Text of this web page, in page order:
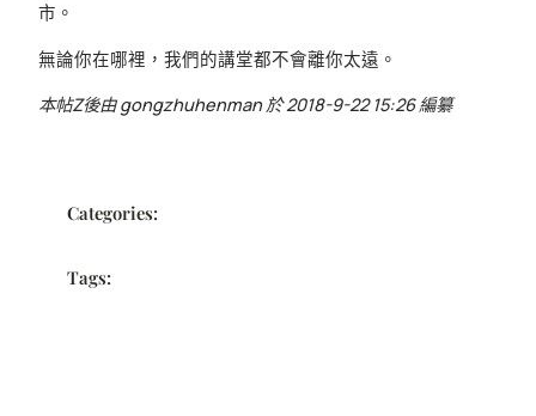
市。
無論你在哪裡，我們的講堂都不會離你太遠。
本帖Z後由 gongzhuhenman 於 2018-9-22 15:26 編纂
Categories:
Tags: